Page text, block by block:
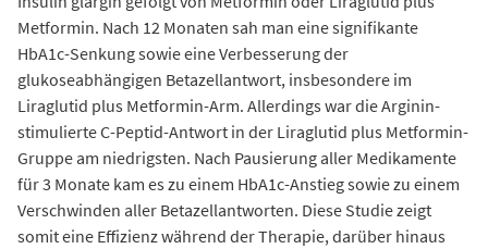
Metformin. Nach 12 Monaten sah man eine signifikante
HbA1c-Senkung sowie eine Verbesserung der
glukoseabhängigen Betazellantwort, insbesondere im
Liraglutid plus Metformin-Arm. Allerdings war die Arginin-
stimulierte C-Peptid-Antwort in der Liraglutid plus Metformin-
Gruppe am niedrigsten. Nach Pausierung aller Medikamente
für 3 Monate kam es zu einem HbA1c-Anstieg sowie zu einem
Verschwinden aller Betazellantworten. Diese Studie zeigt
somit eine Effizienz während der Therapie, darüber hinaus